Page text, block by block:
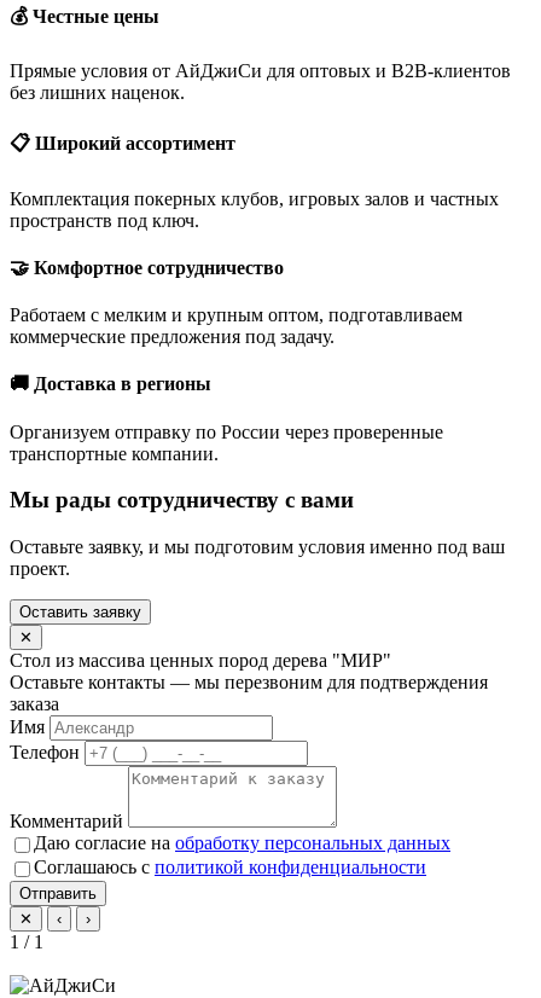
💰 Честные цены
Прямые условия от АйДжиСи для оптовых и B2B-клиентов
без лишних наценок.
📋 Широкий ассортимент
Комплектация покерных клубов, игровых залов и частных
пространств под ключ.
🤝 Комфортное сотрудничество
Работаем с мелким и крупным оптом, подготавливаем
коммерческие предложения под задачу.
🚚 Доставка в регионы
Организуем отправку по России через проверенные
транспортные компании.
Мы рады сотрудничеству с вами
Оставьте заявку, и мы подготовим условия именно под ваш
проект.
Оставить заявку
✕
Стол из массива ценных пород дерева "МИР"
Оставьте контакты — мы перезвоним для подтверждения
заказа
Имя
Телефон
Комментарий
Даю согласие на обработку персональных данных
Соглашаюсь с политикой конфиденциальности
Отправить
✕
‹ ›
1 / 1